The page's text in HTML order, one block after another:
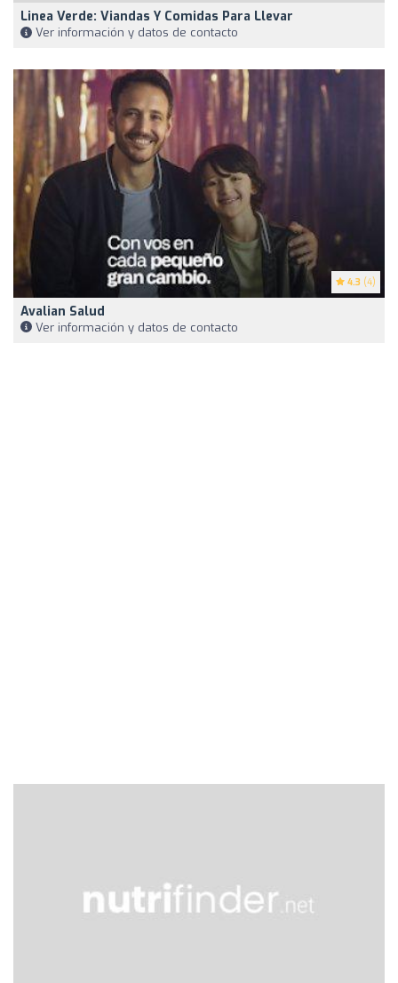
Linea Verde: Viandas Y Comidas Para Llevar
Ver información y datos de contacto
4.3 (4)
Avalian Salud
Ver información y datos de contacto